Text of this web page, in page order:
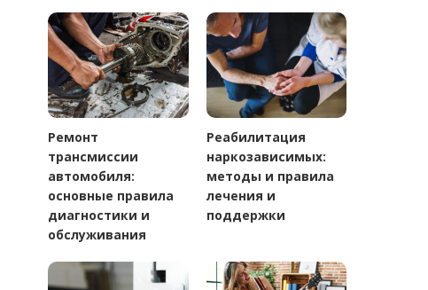
Ремонт
трансмиссии
автомобиля:
основные правила
диагностики и
обслуживания
Реабилитация
наркозависимых:
методы и правила
лечения и
поддержки